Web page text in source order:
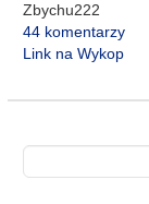
Zbychu222
44 komentarzy
Link na Wykop